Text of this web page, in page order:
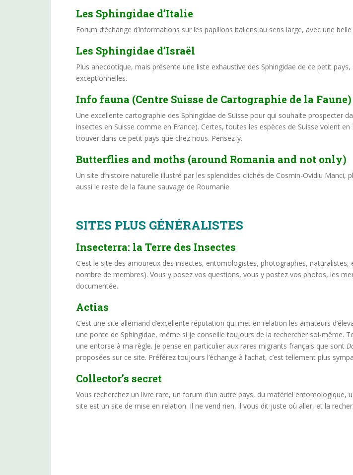
Les Sphingidae d’Italie
Forum d’échange d’informations sur les papillons italiens au sens large, avec une
Les Sphingidae d’Israël
Plus anecdotique, mais présente une liste exhaustive des Sphingidae de ce petit
exceptionnelles.
Info fauna (Centre Suisse de Cartographie de la Faune)
Une excellente cartographie des Sphingidae de Suisse pour qui souhaite prospecter
insectes en Suisse comme en France). Certes, toutes les espèces de Suisse volent
trouver dans ce petit pays que chez nous. Pensez-y.
Butterflies and moths (around Romania and not only)
Un site d’histoire naturelle illustré par les splendides clichés de Cosmin-Ovidiu
aussi le reste de la faune sauvage de Roumanie.
SITES PLUS GÉNÉRALISTES
Insecterra: la Terre des Insectes
C’est le site des amoureux des insectes, entomologistes, photographes,
nombre de membres). Vous y posez vos questions, vous y postez vos photos, les
documentée.
Actias
C’est une site allemand d’excellente réputation qui met en relation les amateurs
une ponte de Sphingidae, même si je conseille toujours de la rechercher soi-même.
une entorse à ma règle. Je pense en particulier aux rares migrants français que sont
proposées sur ce site. Préférez toujours l’échange à l’achat, c’est tellement plus
Collector’s secret
Vous recherchez un livre rare, un forum d’un autre pays, du matériel entomologique,
site est un site de mise en relation. Il ne vend rien, il vous dit juste où aller, et la